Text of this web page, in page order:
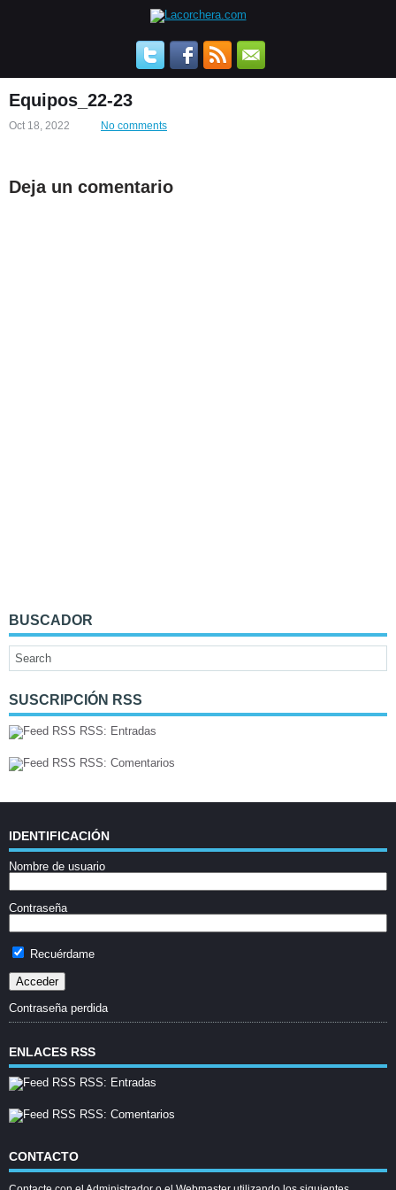
Equipos_22-23
Oct 18, 2022 No comments
Deja un comentario
BUSCADOR
SUSCRIPCIÓN RSS
RSS: Entradas
RSS: Comentarios
IDENTIFICACIÓN
Nombre de usuario
Contraseña
Recuérdame
Contraseña perdida
ENLACES RSS
RSS: Entradas
RSS: Comentarios
CONTACTO